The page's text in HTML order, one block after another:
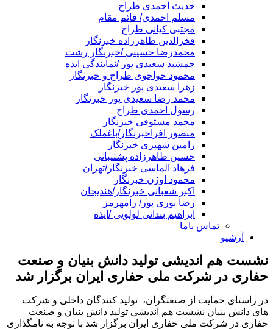
حدیث احمدی طراح
مسلم احمدی/ قائم مقام
مجتبی کیانی طراح
فخرالدین طاهرزاده خبرنگار
محمدرضا حسینی /خبرنگار رشت
جمشید سعیدی پور /نمایندگی ایذه
محمود خواجوی طراح و خبرنگار
زهرا سعیدی پور خبرنگار
محمد رضا سعیدی پور خبرنگار
رسول احمدی طراح
محمد مستوفی خبرنگار
منصور افراخبرنگار/باغملک
رامین شهپری خبرنگار
حسین طاهرزاده پشتیبانی
فرهاد الماسی خبرنگار/تهران
محمود اوژن خبرنگار
اکبر شعبانی خبرنگار/هندیجان
رضا بوری پور/ رامهرمز
ابراهیم بندانی لولویی /ایذه
تماس باما
آرشیو
نشست هم اندیشی تولید دانش بنیان و صنعت
حفاری در شرکت ملی حفاری ایران برگزار شد
در راستای حمایت از صنعتگران، تولید کنندگان داخلی و شرکت
های دانش بنیان نشست هم اندیشی تولید دانش بنیان و صنعت
حفاری در شرکت ملی حفاری ایران برگزار شد با توجه به نامگذاری